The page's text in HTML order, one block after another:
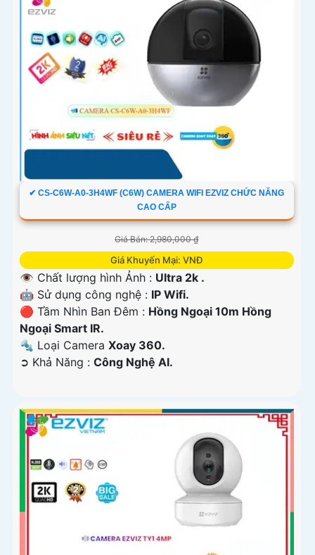
✔ CS-C6W-A0-3H4WF (C6W) CAMERA WIFI EZVIZ CHỨC NĂNG
CAO CẤP
Giá Bán: 2,980,000 ₫
Giá Khuyến Mại: VNĐ
👁 Chất lượng hình Ảnh : Ultra 2k .
🤖️ Sử dụng công nghệ : IP Wifi.
🔴 Tầm Nhìn Ban Đêm : Hồng Ngoại 10m Hồng
Ngoại Smart IR.
🔩 Loại Camera Xoay 360.
️➲ Khả Năng : Công Nghệ AI.